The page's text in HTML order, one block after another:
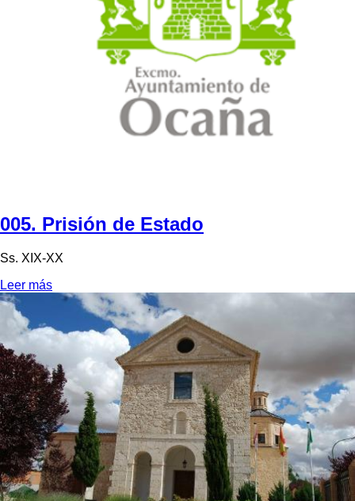
005. Prisión de Estado
Ss. XIX-XX
Leer más